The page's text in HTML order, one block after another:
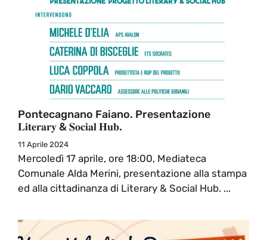
Pontecagnano Faiano. Presentazione
𝐋𝐢𝐭𝐞𝐫𝐚𝐫𝐲 & 𝐒𝐨𝐜𝐢𝐚𝐥 𝐇𝐮𝐛.
11 Aprile 2024
Mercoledì 17 aprile, ore 18:00, Mediateca
Comunale Alda Merini, presentazione alla stampa
ed alla cittadinanza di Literary & Social Hub. ...